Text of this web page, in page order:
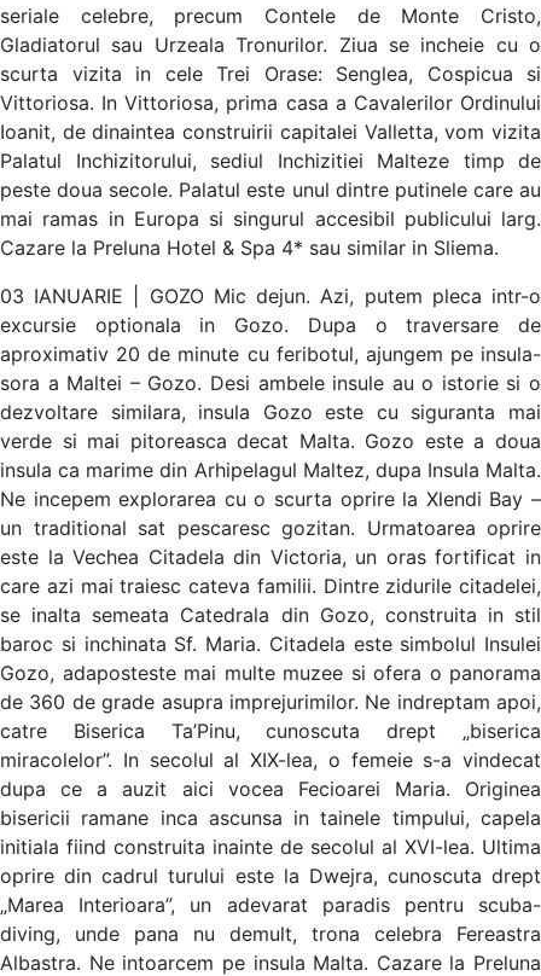
seriale celebre, precum Contele de Monte Cristo,
Gladiatorul sau Urzeala Tronurilor. Ziua se incheie cu o
scurta vizita in cele Trei Orase: Senglea, Cospicua si
Vittoriosa. In Vittoriosa, prima casa a Cavalerilor Ordinului
Ioanit, de dinaintea construirii capitalei Valletta, vom vizita
Palatul Inchizitorului, sediul Inchizitiei Malteze timp de
peste doua secole. Palatul este unul dintre putinele care au
mai ramas in Europa si singurul accesibil publicului larg.
Cazare la Preluna Hotel & Spa 4* sau similar in Sliema.
03 IANUARIE | GOZO Mic dejun. Azi, putem pleca intr-o
excursie optionala in Gozo. Dupa o traversare de
aproximativ 20 de minute cu feribotul, ajungem pe insula-
sora a Maltei – Gozo. Desi ambele insule au o istorie si o
dezvoltare similara, insula Gozo este cu siguranta mai
verde si mai pitoreasca decat Malta. Gozo este a doua
insula ca marime din Arhipelagul Maltez, dupa Insula Malta.
Ne incepem explorarea cu o scurta oprire la Xlendi Bay –
un traditional sat pescaresc gozitan. Urmatoarea oprire
este la Vechea Citadela din Victoria, un oras fortificat in
care azi mai traiesc cateva familii. Dintre zidurile citadelei,
se inalta semeata Catedrala din Gozo, construita in stil
baroc si inchinata Sf. Maria. Citadela este simbolul Insulei
Gozo, adaposteste mai multe muzee si ofera o panorama
de 360 de grade asupra imprejurimilor. Ne indreptam apoi,
catre Biserica Ta’Pinu, cunoscuta drept „biserica
miracolelor”. In secolul al XIX-lea, o femeie s-a vindecat
dupa ce a auzit aici vocea Fecioarei Maria. Originea
bisericii ramane inca ascunsa in tainele timpului, capela
initiala fiind construita inainte de secolul al XVI-lea. Ultima
oprire din cadrul turului este la Dwejra, cunoscuta drept
„Marea Interioara”, un adevarat paradis pentru scuba-
diving, unde pana nu demult, trona celebra Fereastra
Albastra. Ne intoarcem pe insula Malta. Cazare la Preluna